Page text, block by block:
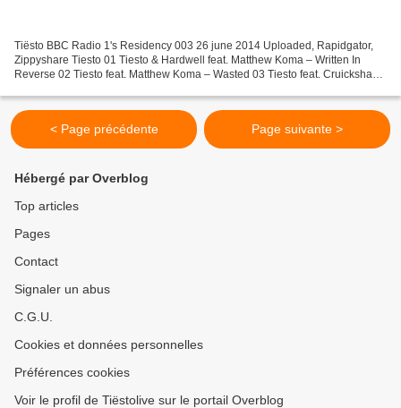
Tiësto BBC Radio 1's Residency 003 26 june 2014 Uploaded, Rapidgator,
Zippyshare Tiesto 01 Tiesto & Hardwell feat. Matthew Koma – Written In
Reverse 02 Tiesto feat. Matthew Koma – Wasted 03 Tiesto feat. Cruickshank
< Page précédente Page suivante >
Hébergé par Overblog
Top articles
Pages
Contact
Signaler un abus
C.G.U.
Cookies et données personnelles
Préférences cookies
Voir le profil de Tiëstolive sur le portail Overblog